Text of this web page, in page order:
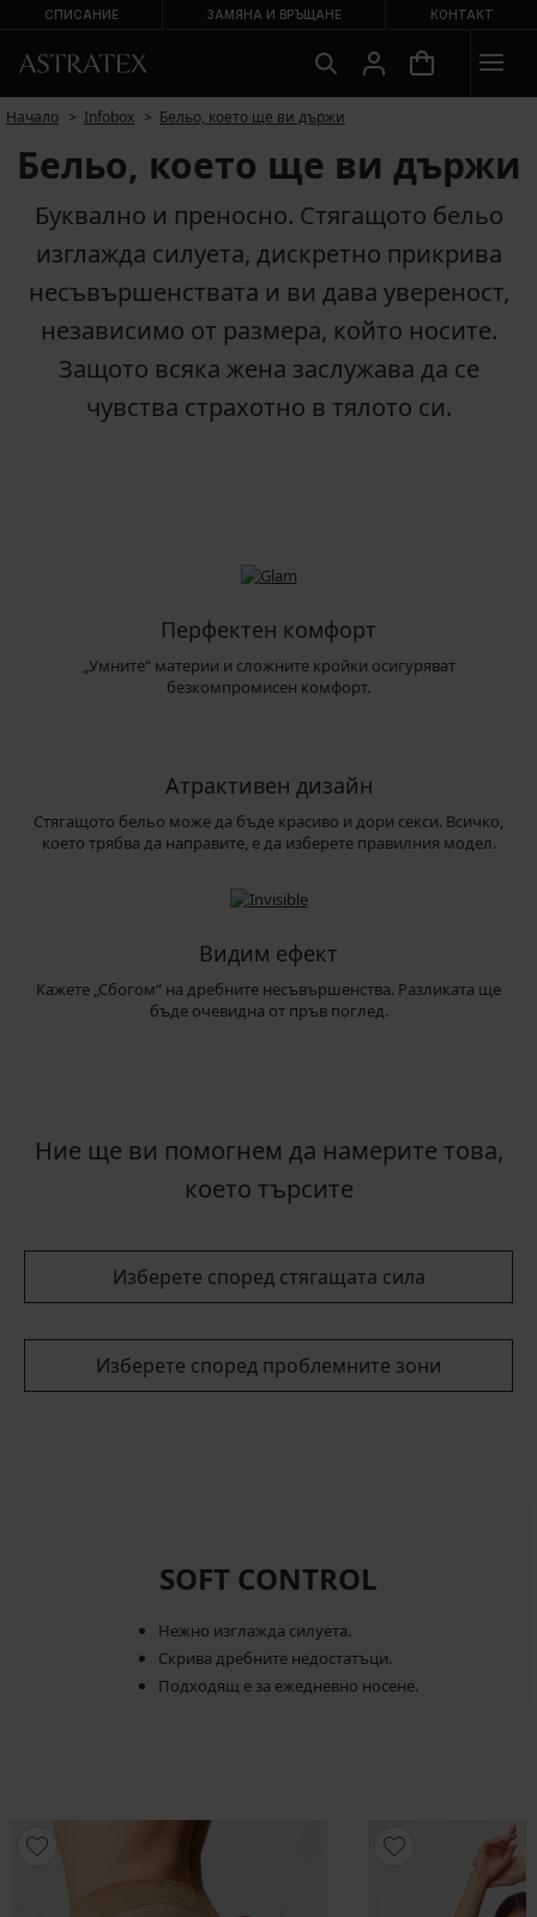
СПИСАНИЕ ЗАМЯНА И ВРЪЩАНЕ КОНТАКТ
Начало Infobox Бельо, което ще ви държи
Бельо, което ще ви държи
Буквално и преносно. Стягащото бельо
изглажда силуета, дискретно прикрива
несъвършенствата и ви дава увереност,
независимо от размера, който носите.
Защото всяка жена заслужава да се
чувства страхотно в тялото си.
Перфектен комфорт
„Умните“ материи и сложните кройки осигуряват
безкомпромисен комфорт.
Атрактивен дизайн
Стягащото бельо може да бъде красиво и дори секси. Всичко,
което трябва да направите, е да изберете правилния модел.
Видим ефект
Кажете „Сбогом“ на дребните несъвършенства. Разликата ще
бъде очевидна от пръв поглед.
Ние ще ви помогнем да намерите това,
което търсите
Изберете според стягащата сила
Изберете според проблемните зони
SOFT CONTROL
Нежно изглажда силуета.
Скрива дребните недостатъци.
Подходящ е за ежедневно носене.